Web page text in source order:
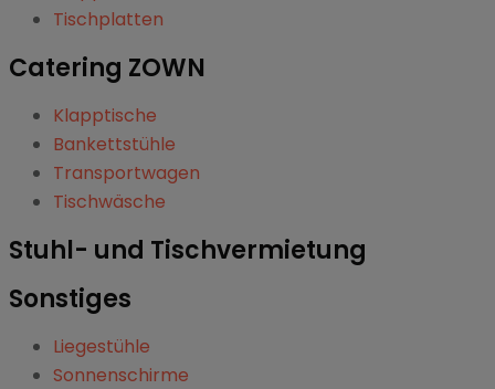
Tischplatten
Catering ZOWN
Klapptische
Bankettstühle
Transportwagen
Tischwäsche
Stuhl- und Tischvermietung
Sonstiges
Liegestühle
Sonnenschirme